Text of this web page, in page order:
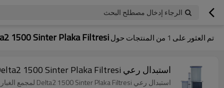
الرجاء إدخال مصطلح البحث
تم العثور على 1 من المنتجات حول1500 Sinter Plaka Filtresi
استبدال رعي Delta2 1500 Sinter Plaka Filtresi لمجمع الغبار المرن ، Artikel Nr: S-4 Serien-Nr: D2-5
استبدال رعي Delta2 1500 Sinter Plaka Filtresi لمجمع الغبار المرن ، Artikel Nr: S-4 Serien-Nr: D2-5